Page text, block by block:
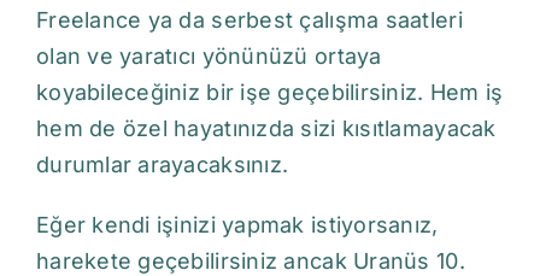
Freelance ya da serbest çalışma saatleri
olan ve yaratıcı yönünüzü ortaya
koyabileceğiniz bir işe geçebilirsiniz. Hem iş
hem de özel hayatınızda sizi kısıtlamayacak
durumlar arayacaksınız.
Eğer kendi işinizi yapmak istiyorsanız,
harekete geçebilirsiniz ancak Uranüs 10.